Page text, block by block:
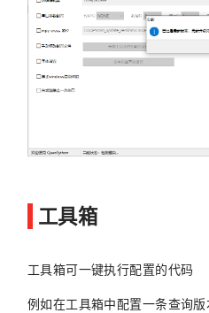
工具箱
工具箱可一键执行配置的代码
例如在工具箱中配置一条查询